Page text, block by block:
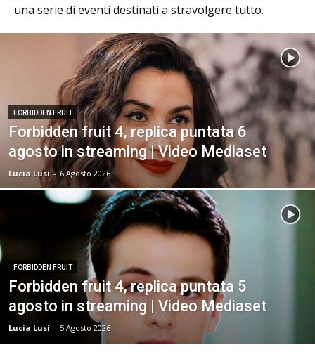
una serie di eventi destinati a stravolgere tutto.
FORBIDDEN FRUIT
Forbidden fruit 4, replica puntata 6
agosto in streaming | Video Mediaset
Lucia Lusi - 6 Agosto 2026
FORBIDDEN FRUIT
Forbidden fruit 4, replica puntata 5
agosto in streaming | Video Mediaset
Lucia Lusi - 5 Agosto 2026